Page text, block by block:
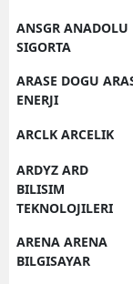
ANSGR ANADOLU
SIGORTA
ARASE DOGU
ENERJI
ARCLK ARCELIK
ARDYZ ARD
BILISIM
TEKNOLOJILERI
ARENA ARENA
BILGISAYAR